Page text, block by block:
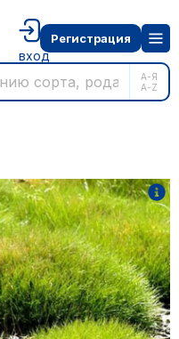
А-Я
A-Z
вход
Регистрация